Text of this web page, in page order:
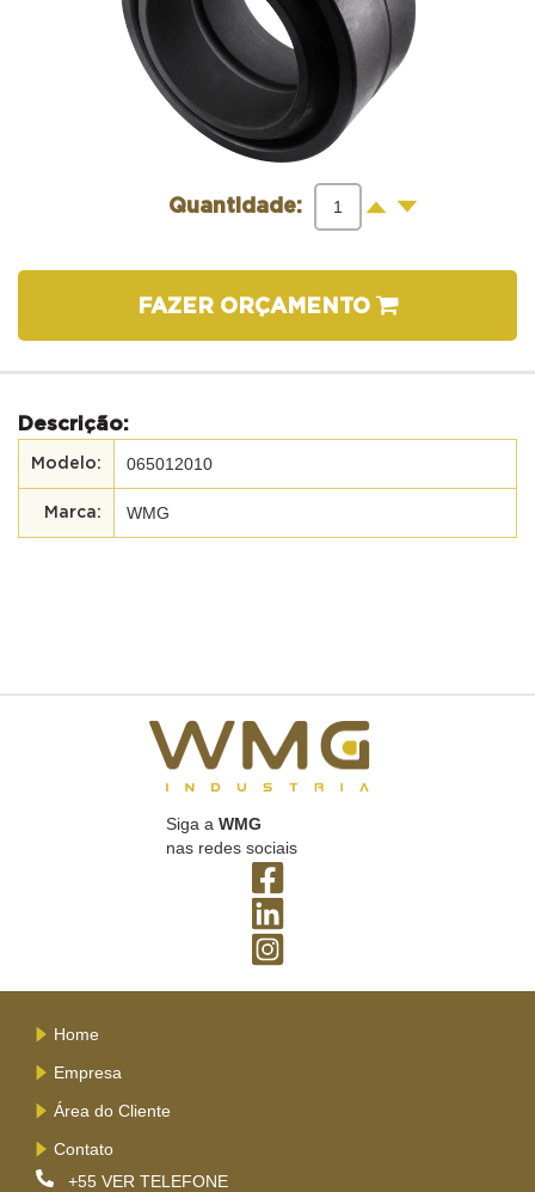
Quantidade: + -
FAZER ORÇAMENTO
Descrição:
065012010
WMG
Siga a WMG
nas redes sociais
Home
Empresa
Área do Cliente
Contato
+55 VER TELEFONE